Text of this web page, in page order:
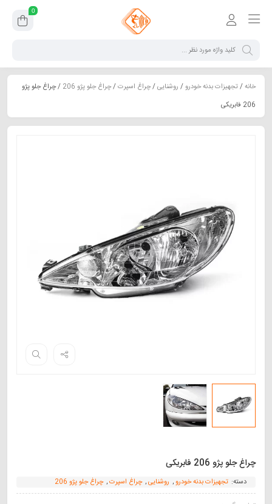
0
خانه/تجهیزات بدنه خودرو/ روشنایی/چراغ اسپرت/چراغ جلو پژو 206
/ چراغ جلو پژو
206 فابریکی
چراغ جلو پژو 206 فابریکی
دسته: تجهیزات بدنه خودرو, روشنایی, چراغ اسپرت, چراغ جلو پژو 206